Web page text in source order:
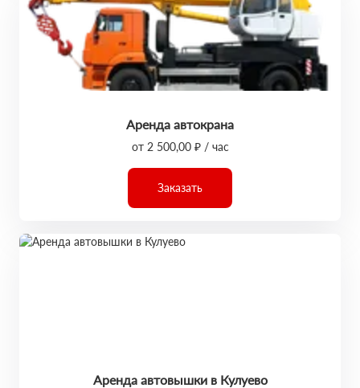
Аренда автокрана
от 2 500,00 ₽ / час
Заказать
Аренда автовышки в Кулуево